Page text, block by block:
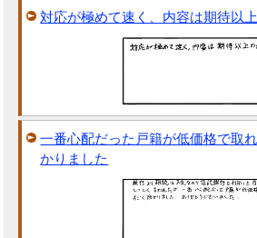
対応が極めて速く、内容は期待以
一番心配だった戸籍が低価格で取
かりました